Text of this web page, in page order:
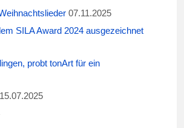
07.11.2025
SILA Award 2024 ausgezeichnet
probt tonArt für ein
15.07.2025